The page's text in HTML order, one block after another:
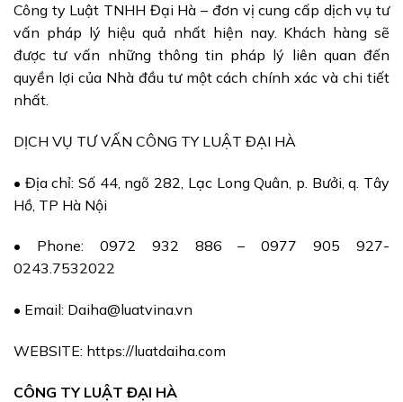
Công ty Luật TNHH Đại Hà – đơn vị cung cấp dịch vụ tư
vấn pháp lý hiệu quả nhất hiện nay. Khách hàng sẽ
được tư vấn những thông tin pháp lý liên quan đến
quyền lợi của Nhà đầu tư một cách chính xác và chi tiết
nhất.
DỊCH VỤ TƯ VẤN CÔNG TY LUẬT ĐẠI HÀ
• Địa chỉ: Số 44, ngõ 282, Lạc Long Quân, p. Bưởi, q. Tây
Hồ, TP Hà Nội
• Phone: 0972 932 886 – 0977 905 927-
0243.7532022
• Email: Daiha@luatvina.vn
WEBSITE: https://luatdaiha.com
CÔNG TY LUẬT ĐẠI HÀ